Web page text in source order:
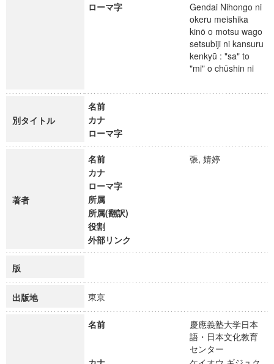
ローマ字
Gendai Nihongo ni
okeru meishika
kinō o motsu wago
setsubiji ni kansuru
kenkyū : "sa" to
"mi" o chūshin ni
別タイトル
名前
カナ
ローマ字
著者
名前
張, 婧婷
カナ
ローマ字
所属
所属(翻訳)
役割
外部リンク
版
出版地 東京
名前
慶應義塾大学日本
語・日本文化教育
センター